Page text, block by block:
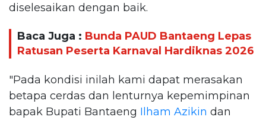
diselesaikan dengan baik.
Baca Juga : Bunda PAUD Bantaeng Lepas
Ratusan Peserta Karnaval Hardiknas 2026
"Pada kondisi inilah kami dapat merasakan
betapa cerdas dan lenturnya kepemimpinan
bapak Bupati Bantaeng Ilham Azikin dan